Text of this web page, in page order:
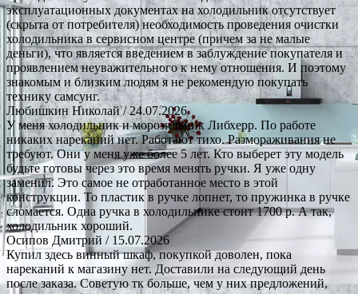
эксплуатационных документах на холодильник отсутствует
(скрыта от потребителя) необходимость проведения очистки
холодильника в сервисном центре (причем за не малые
деньги), что является введением в заблуждение покупателя и
проявлением неуважительного к нему отношения. И поэтому
знакомым и близким людям я не рекомендую покупать
технику самсунг.
Любишкин Николай/ 24.07.2026
У меня холодильник и морозильник Либхерр. По работе
никаких нареканий нет. Работают тихо. Размораживания не
требуют. Они у меня уже более 5 лет. Кто выберет эту модель
будьте готовы через это время менять ручки. Я уже одну
заменил. Это самое не отработанное место в этой
конструкции. То пластик в ручке лопнет, то пружинка в ручке
сломается. Одна ручка в холодильнике стоит 1700 р. А так,
холодильник хороший.
Осипов Дмитрий / 15.07.2026
Купил здесь винный шкаф, покупкой доволен, пока
нареканий к магазину нет. Доставили на следующий день
после заказа. Советую тк больше, чем у них предложений,